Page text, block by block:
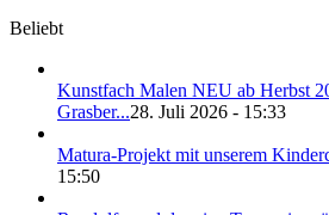
Beliebt
Kunstfach Malen NEU ab Herbst
Grasber...28. Juli 2026 - 15:33
Matura-Projekt mit unserem
15:50